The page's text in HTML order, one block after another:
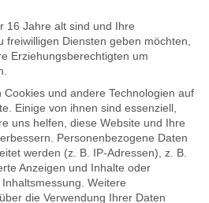
16 Jahre alt sind und Ihre
freiwilligen Diensten geben möchten,
Erziehungsberechtigten um
Cookies und andere Technologien auf
Einige von ihnen sind essenziell,
uns helfen, diese Website und Ihre
Personenbezogene Daten
werden (z. B. IP-Adressen), z. B.
Anzeigen und Inhalte oder
Weitere
die Verwendung Ihrer Daten